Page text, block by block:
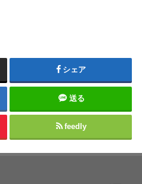
シェア
送る
feedly